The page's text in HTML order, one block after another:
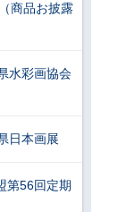
商品お披露
水彩画協会
日本画展
第56回定期